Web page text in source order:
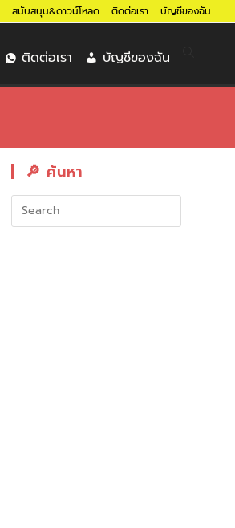
สนับสนุน&ดาวน์โหลด ติดต่อเรา บัญชีของฉัน
ติดต่อเรา บัญชีของฉัน
🔎︎ ค้นหา